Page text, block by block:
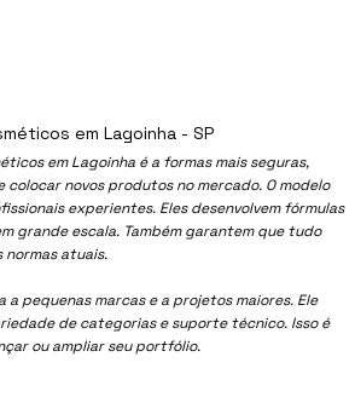
em Lagoinha é a formas mais seguras,
colocar novos produtos no mercado. O modelo
experientes. Eles desenvolvem fórmulas
grande escala. Também garantem que tudo
normas atuais.
a pequenas marcas e a projetos maiores. Ele
de categorias e suporte técnico. Isso é
ou ampliar seu portfólio.
em Lagoinha - SP